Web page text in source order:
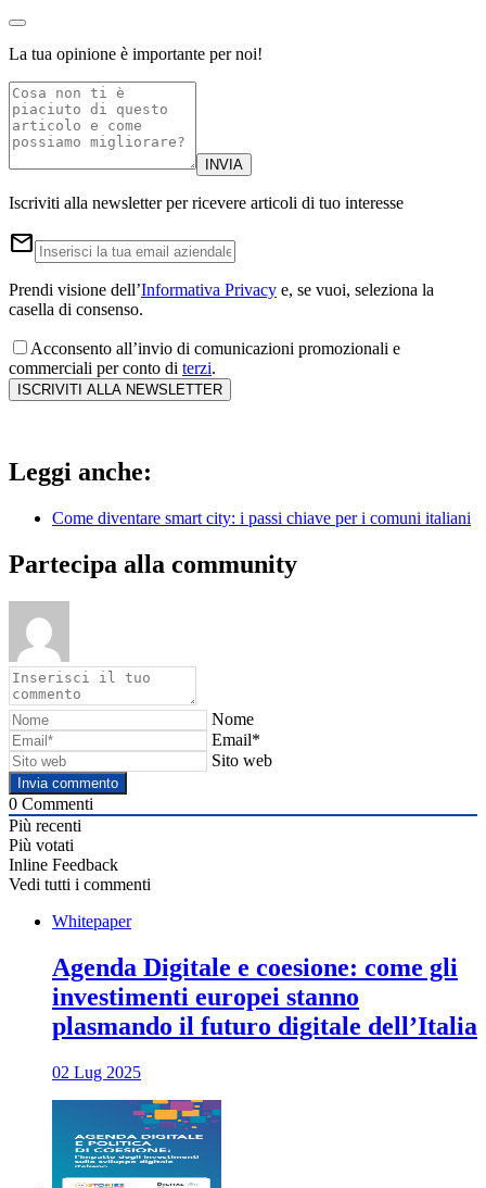
La tua opinione è importante per noi!
INVIA
Iscriviti alla newsletter per ricevere articoli di tuo interesse
email
Prendi visione dell’Informativa Privacy e, se vuoi, seleziona la
casella di consenso.
Acconsento all’invio di comunicazioni promozionali e
commerciali per conto di terzi.
ISCRIVITI ALLA NEWSLETTER
Leggi anche:
Come diventare smart city: i passi chiave per i comuni italiani
Partecipa alla community
Nome
Email*
Sito web
0 Commenti
Più recenti
Più votati
Inline Feedback
Vedi tutti i commenti
Whitepaper
Agenda Digitale e coesione: come gli
investimenti europei stanno
plasmando il futuro digitale dell’Italia
02 Lug 2025